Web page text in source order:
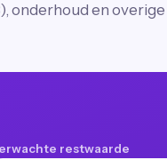
onderhoud en overige
restwaarde